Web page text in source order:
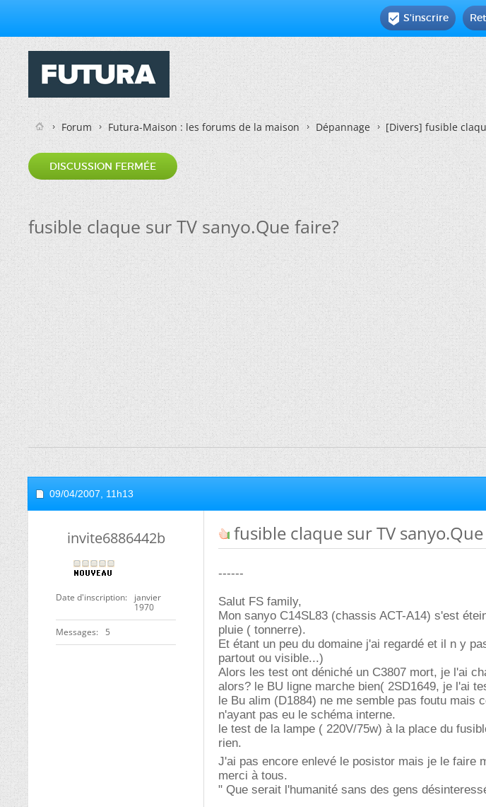
 S'inscrire
Forum Futura-Maison : les forums de la maison Dépannage [Divers]fusible
DISCUSSION FERMÉE
fusible claque sur TV sanyo.Que faire?
09/04/2007, 11h13
invite6886442b
Date d'inscription
janvier
1970
Messages 5
fusible claque sur TV
------
Salut FS family,
Mon sanyo C14SL83 (chassis ACT-A14) s'est
pluie ( tonnerre).
Et étant un peu du domaine j'ai regardé et il n y
partout ou visible...)
Alors les test ont déniché un C3807 mort, je l'ai
alors? le BU ligne marche bien( 2SD1649, je l'ai
le Bu alim (D1884) ne me semble pas foutu mais
n'ayant pas eu le schéma interne.
le test de la lampe ( 220V/75w) à la place du
rien.
J'ai pas encore enlevé le posistor mais je le faire
merci à tous.
" Que serait l'humanité sans des gens